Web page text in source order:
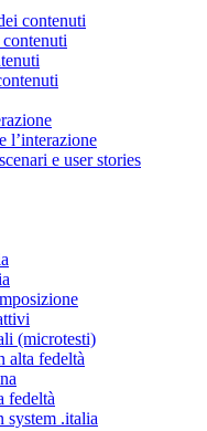
contenuti
l’interazione
e user stories
(microtesti)
alta fedeltà
fedeltà
system .italia